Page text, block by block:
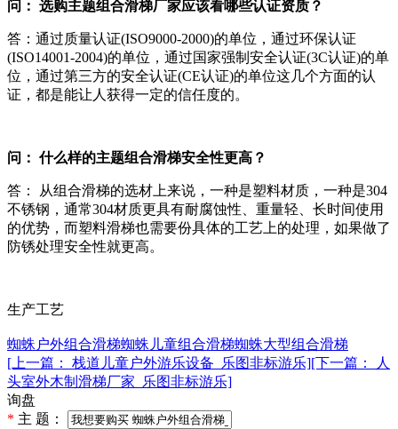
问： 选购主题组合滑梯厂家应该看哪些认证资质？
答：通过质量认证(ISO9000-2000)的单位，通过环保认证
(ISO14001-2004)的单位，通过国家强制安全认证(3C认证)的单
位，通过第三方的安全认证(CE认证)的单位这几个方面的认
证，都是能让人获得一定的信任度的。
问： 什么样的主题组合滑梯安全性更高？
答： 从组合滑梯的选材上来说，一种是塑料材质，一种是304
不锈钢，通常304材质更具有耐腐蚀性、重量轻、长时间使用
的优势，而塑料滑梯也需要份具体的工艺上的处理，如果做了
防锈处理安全性就更高。
生产工艺
蜘蛛户外组合滑梯蜘蛛儿童组合滑梯蜘蛛大型组合滑梯
[上一篇： 栈道儿童户外游乐设备_乐图非标游乐][下一篇： 人
头室外木制滑梯厂家_乐图非标游乐]
询盘
* 主 题：